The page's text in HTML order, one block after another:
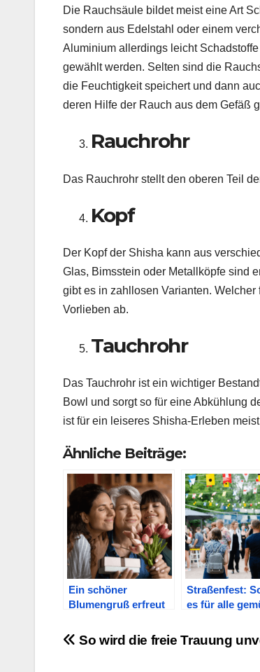
Die Rauchsäule bildet meist eine Art
sondern aus Edelstahl oder einem
Aluminium allerdings leicht
gewählt werden. Selten sind die
die Feuchtigkeit speichert und dann
deren Hilfe der Rauch aus dem Gefäß
Rauchrohr
Das Rauchrohr stellt den oberen Teil
Kopf
Der Kopf der Shisha kann aus
Glas, Bimsstein oder Metallköpfe sind
gibt es in zahllosen Varianten.
Vorlieben ab.
Tauchrohr
Das Tauchrohr ist ein wichtiger
Bowl und sorgt so für eine Abkühlung
ist für ein leiseres Shisha-Erleben
Ähnliche Beiträge:
Ein schöner
Blumengruß erfreut
Straßenfest:
es für alle
So wird die freie Trauung